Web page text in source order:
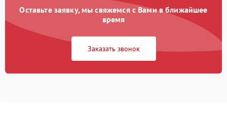
Оставьте заявку, мы свяжемся с Вами в ближайшее
время
Заказать звонок